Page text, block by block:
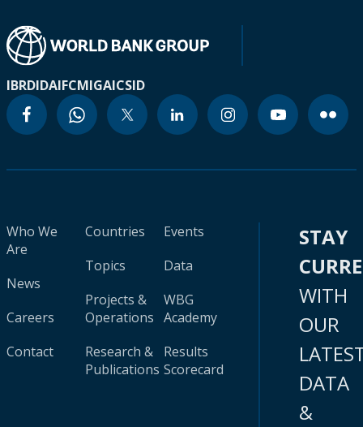
IBRDIDAIFCMIGAICSID
Who We
Are
News
Careers
Contact
Countries
Topics
Projects &
Operations
Research &
Publications
Events
Data
WBG
Academy
Results
Scorecard
STAY
WITH
OUR
DATA
&